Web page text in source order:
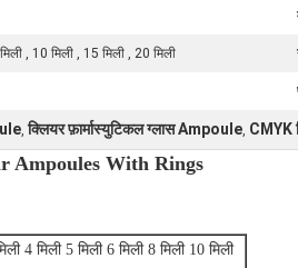
, 10 मिली , 15 मिली , 20 मिली
,क्लियर फ़ार्मास्युटिकल ग्लास Ampoule, CMYK
Ampoules With Rings
4 मिली 5 मिली 6 मिली 8 मिली 10 मिली